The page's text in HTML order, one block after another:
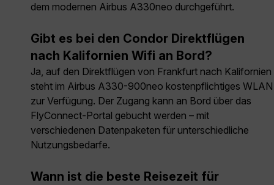
dem modernen Airbus A330neo durchgeführt.
Gibt es bei den Condor Direktflügen
nach Kalifornien Wifi an Bord?
Ja, auf den Direktflügen von Frankfurt nach Kalifornien
steht im Airbus A330-900neo kostenpflichtiges WLAN
zur Verfügung. Der Zugang kann an Bord über das
FlyConnect-Portal gebucht werden – mit
verschiedenen Datenpaketen für unterschiedliche
Nutzungsbedarfe.
Wann ist die beste Reisezeit für